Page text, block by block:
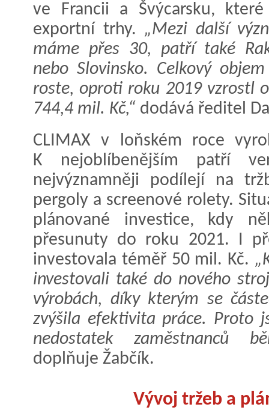
ve Francii a Švýcarsku,
exportní trhy. „Mezi další
máme přes 30, patří také
nebo Slovinsko. Celkový
roste, oproti roku 2019 vzrostl
744,4 mil. Kč,“ dodává ředitel
CLIMAX v loňském roce
K nejoblíbenějším patří
nejvýznamněji podílejí na
pergoly a screenové rolety.
plánované investice, kdy
přesunuty do roku 2021. I
investovala téměř 50 mil. Kč.
investovali také do nového
výrobách, díky kterým se
zvýšila efektivita práce. Proto
nedostatek zaměstnanců
doplňuje Žabčík.
Vývoj tržeb a